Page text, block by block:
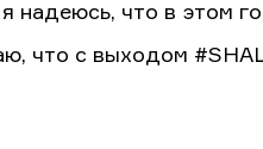
надеюсь, что в этом
что с выходом